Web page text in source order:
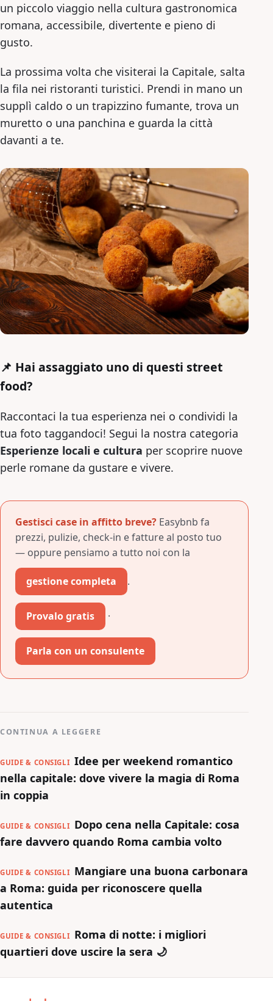
un piccolo viaggio nella cultura gastronomica
romana, accessibile, divertente e pieno di
gusto.
La prossima volta che visiterai la Capitale, salta
la fila nei ristoranti turistici. Prendi in mano un
supplì caldo o un trapizzino fumante, trova un
muretto o una panchina e guarda la città
davanti a te.
📌 Hai assaggiato uno di questi street
food?
Raccontaci la tua esperienza nei o condividi la
tua foto taggandoci! Segui la nostra categoria
Esperienze locali e cultura per scoprire nuove
perle romane da gustare e vivere.
Gestisci case in affitto breve? Easybnb fa
prezzi, pulizie, check-in e fatture al posto tuo
— oppure pensiamo a tutto noi con la
gestione completa .
Provalo gratis ·
Parla con un consulente
CONTINUA A LEGGERE
GUIDE & CONSIGLI Idee per weekend romantico
nella capitale: dove vivere la magia di Roma
in coppia
GUIDE & CONSIGLI Dopo cena nella Capitale: cosa
fare davvero quando Roma cambia volto
GUIDE & CONSIGLI Mangiare una buona carbonara
a Roma: guida per riconoscere quella
autentica
GUIDE & CONSIGLI Roma di notte: i migliori
quartieri dove uscire la sera 🌙